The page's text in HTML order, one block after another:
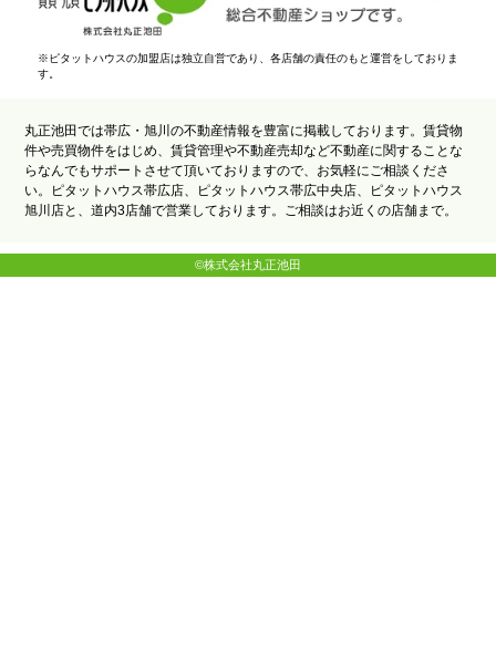
※ピタットハウスの加盟店は独立自営であり、各店舗の責任のもと運営をしておりま
す。
丸正池田では帯広・旭川の不動産情報を豊富に掲載しております。賃貸物
件や売買物件をはじめ、賃貸管理や不動産売却など不動産に関することな
らなんでもサポートさせて頂いておりますので、お気軽にご相談くださ
い。ピタットハウス帯広店、ピタットハウス帯広中央店、ピタットハウス
旭川店と、道内3店舗で営業しております。ご相談はお近くの店舗まで。
©株式会社丸正池田